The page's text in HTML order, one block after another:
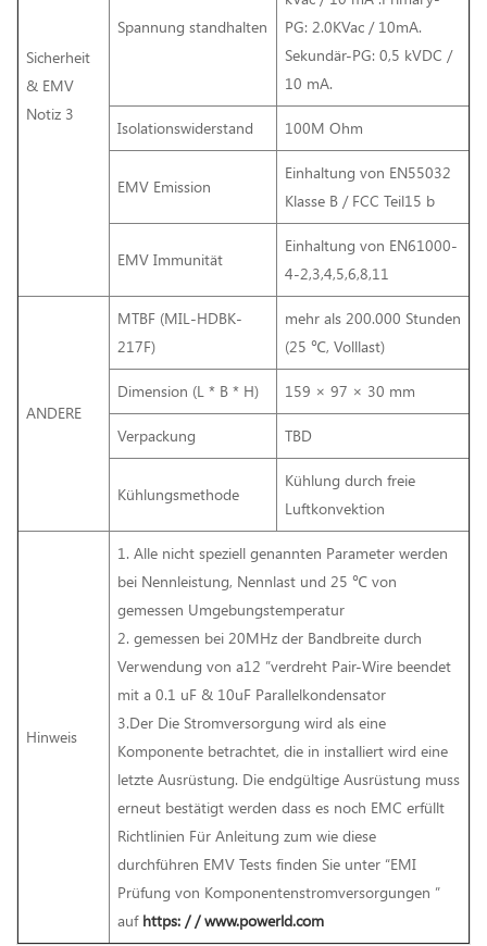
Sicherheit
& EMV
Notiz 3
Spannung standhalten
PG: 2.0KVac / 10mA.
Sekundär-PG: 0,5 kVDC /
10 mA.
Isolationswiderstand 100M Ohm
EMV Emission
Einhaltung von EN55032
Klasse B / FCC Teil15 b
EMV Immunität
Einhaltung von EN61000-
4-2,3,4,5,6,8,11
ANDERE
MTBF (MIL-HDBK-
217F)
mehr als 200.000 Stunden
(25 ℃, Volllast)
Dimension (L * B * H) 159 × 97 × 30 mm
Verpackung TBD
Kühlungsmethode
Kühlung durch freie
Luftkonvektion
Hinweis
1. Alle nicht speziell genannten Parameter werden
bei Nennleistung, Nennlast und 25 ℃ von
gemessen Umgebungstemperatur
2. gemessen bei 20MHz der Bandbreite durch
Verwendung von a12 ”verdreht Pair-Wire beendet
mit a 0.1 uF & 10uF Parallelkondensator
3.Der Die Stromversorgung wird als eine
Komponente betrachtet, die in installiert wird eine
letzte Ausrüstung. Die endgültige Ausrüstung muss
erneut bestätigt werden dass es noch EMC erfüllt
Richtlinien Für Anleitung zum wie diese
durchführen EMV Tests finden Sie unter “EMI
Prüfung von Komponentenstromversorgungen ”
aufhttps: / / www.powerld.com